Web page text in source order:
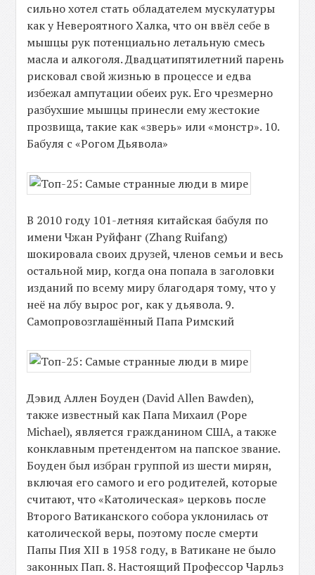
сильно хотел стать обладателем мускулатуры
как у Невероятного Халка, что он ввёл себе в
мышцы рук потенциально летальную смесь
масла и алкоголя. Двадцатипятилетний парень
рисковал свой жизнью в процессе и едва
избежал ампутации обеих рук. Его чрезмерно
разбухшие мышцы принесли ему жестокие
прозвища, такие как «зверь» или «монстр». 10.
Бабуля с «Рогом Дьявола»
В 2010 году 101-летняя китайская бабуля по
имени Чжан Руйфанг (Zhang Ruifang)
шокировала своих друзей, членов семьи и весь
остальной мир, когда она попала в заголовки
изданий по всему миру благодаря тому, что у
неё на лбу вырос рог, как у дьявола. 9.
Самопровозглашённый Папа Римский
Дэвид Аллен Боуден (David Allen Bawden),
также известный как Папа Михаил (Pope
Michael), является гражданином США, а также
конклавным претендентом на папское звание.
Боуден был избран группой из шести мирян,
включая его самого и его родителей, которые
считают, что «Католическая» церковь после
Второго Ватиканского собора уклонилась от
католической веры, поэтому после смерти
Папы Пия XII в 1958 году, в Ватикане не было
законных Пап. 8. Настоящий Профессор Чарльз